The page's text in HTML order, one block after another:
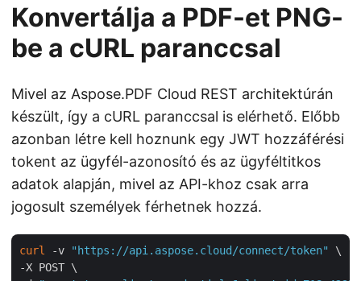
Konvertálja a PDF-et PNG-
be a cURL paranccsal
Mivel az Aspose.PDF Cloud REST architektúrán
készült, így a cURL paranccsal is elérhető. Előbb
azonban létre kell hoznunk egy JWT hozzáférési
tokent az ügyfél-azonosító és az ügyféltitkos
adatok alapján, mivel az API-khoz csak arra
jogosult személyek férhetnek hozzá.
curl -v "https://api.aspose.cloud/connect/token"
\
-X POST \